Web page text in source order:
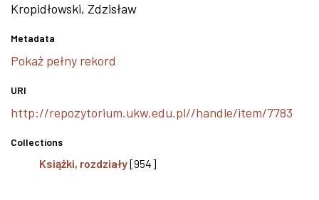
Kropidłowski, Zdzisław
Metadata
Pokaż pełny rekord
URI
http://repozytorium.ukw.edu.pl//handle/item/7783
Collections
Książki, rozdziały[954]